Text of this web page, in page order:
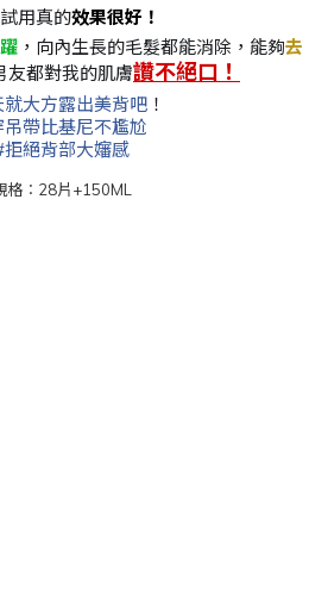
用真的效果很好！
，向內生長的毛髮都能消除，能夠去
友都對我的肌膚讚不絕口！
就大方露出美背吧 ！
吊帶比基尼不尷尬
拒絕背部大嬸感
格︰28片+150ML